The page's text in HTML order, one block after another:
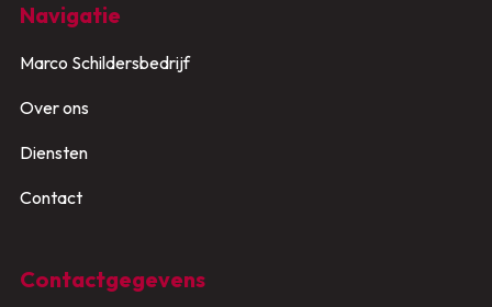
Navigatie
Marco Schildersbedrijf
Over ons
Diensten
Contact
Contactgegevens